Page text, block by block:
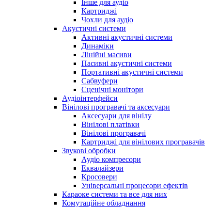
Інше для аудіо
Картриджі
Чохли для аудіо
Акустичні системи
Активні акустичні системи
Динаміки
Лінійні масиви
Пасивні акустичні системи
Портативні акустичні системи
Сабвуфери
Сценічні монітори
Аудіоінтерфейси
Вінілові програвачі та аксесуари
Аксесуари для вінілу
Вінілові платівки
Вінілові програвачі
Картриджі для вінілових програвачів
Звукові обробки
Аудіо компресори
Еквалайзери
Кросовери
Універсальні процесори ефектів
Караоке системи та все для них
Комутаційне обладнання